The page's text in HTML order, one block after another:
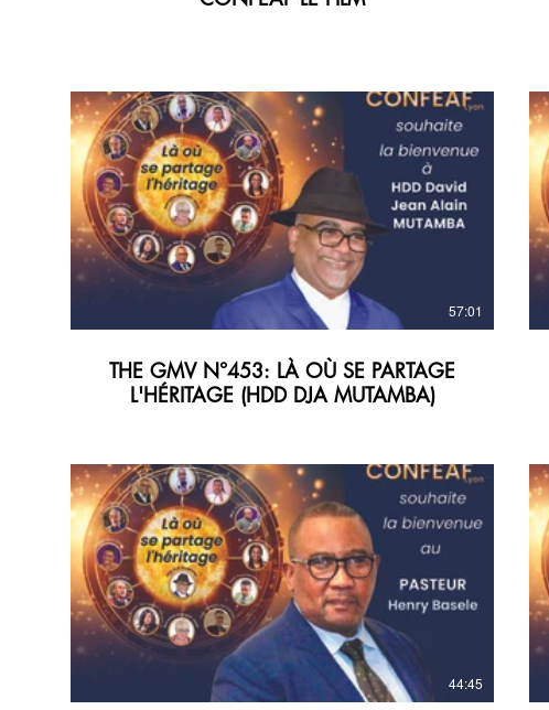
57:01
THE GMV N°453: LÀ OÙ SE PARTAGE
L'HÉRITAGE (HDD DJA MUTAMBA)
44:45